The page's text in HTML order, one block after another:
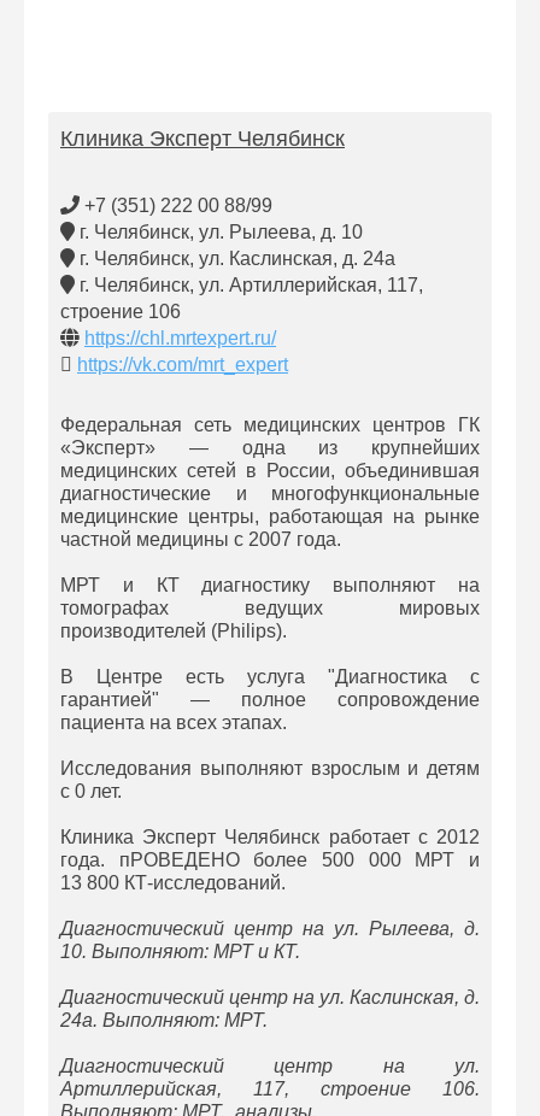
Клиника Эксперт Челябинск
+7 (351) 222 00 88/99
г. Челябинск, ул. Рылеева, д. 10
г. Челябинск, ул. Каслинская, д. 24а
г. Челябинск, ул. Артиллерийская, 117,
строение 106
https://chl.mrtexpert.ru/
https://vk.com/mrt_expert
Федеральная сеть медицинских центров ГК
«Эксперт» — одна из крупнейших
медицинских сетей в России, объединившая
диагностические и многофункциональные
медицинские центры, работающая на рынке
частной медицины с 2007 года.
МРТ и КТ диагностику выполняют на
томографах ведущих мировых
производителей (Philips).
В Центре есть услуга "Диагностика с
гарантией" — полное сопровождение
пациента на всех этапах.
Исследования выполняют взрослым и детям
с 0 лет.
Клиника Эксперт Челябинск работает с 2012
года. пРОВЕДЕНО более 500 000 МРТ и
13 800 КТ-исследований.
Диагностический центр на ул. Рылеева, д.
10. Выполняют: МРТ и КТ.
Диагностический центр на ул. Каслинская, д.
24а. Выполняют: МРТ.
Диагностический центр на ул.
Артиллерийская, 117, строение 106.
Выполняют: МРТ, анализы.